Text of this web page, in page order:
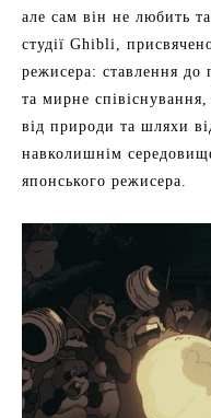
але сам він не любить
студії Ghibli,
режисера: ставлення до
та мирне
від природи та шляхи
навколишнім
японського режисера.